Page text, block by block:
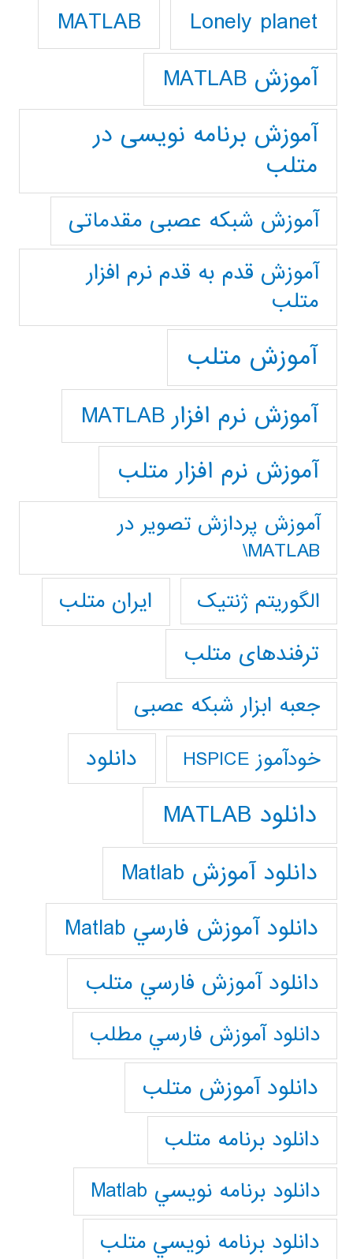
Lonely planet
MATLAB
آموزش MATLAB
آموزش برنامه نویسی در
متلب
آموزش شبکه عصبی مقدماتی
آموزش قدم به قدم نرم افزار
متلب
آموزش متلب
آموزش نرم افزار MATLAB
آموزش نرم افزار متلب
آموزش پردازش تصوير در
MATLAB\
الگوریتم ژنتیک
ایران متلب
ترفندهای متلب
جعبه ابزار شبکه عصبی
خودآموز HSPICE دانلود
دانلود MATLAB
دانلود آموزش Matlab
دانلود آموزش فارسي Matlab
دانلود آموزش فارسي متلب
دانلود آموزش فارسي مطلب
دانلود آموزش متلب
دانلود برنامه متلب
دانلود برنامه نويسي Matlab
دانلود برنامه نويسي متلب